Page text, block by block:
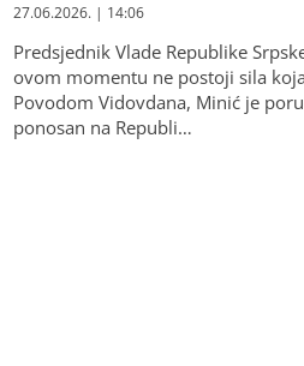
27.06.2026. | 14:06
Predsjednik Vlade Republike
ovom momentu ne postoji sila
Povodom Vidovdana, Minić je
ponosan na Republi…